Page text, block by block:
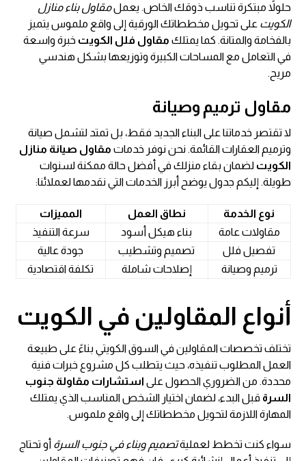
حلولاً مبتكرة تناسب ذوقك الخاص. يعملمقاول بناء منازل
الكويت على تحويل مخططاتك الورقية إلى واقع ملموس يتميز
بالفخامة والمتانة. كما يمتلك مقاول فلل الكويت خبرة واسعة
في التعامل مع المساحات الكبيرة وتوزيعها بشكل هندسي
مريح.
مقاول ترميم وصيانة
لا تقتصر خدماتنا على البناء الجديد فقط، بل تمتد لتشمل صيانة
وترميم العقارات القائمة. نحن نوفر خدمات مقاول صيانة منازل
الكويت لضمان بقاء منزلك في أفضل حالة ممكنة لسنوات
طويلة. إليكم جدول يوضح أبرز الخدمات التي نقدمها لعملائنا:
نوع الخدمة نطاق العمل
المميزات
مقاولات عامة
بناء هيكل أسود
سرعة التنفيذ
تفصيل فلل
تصميم وتشطيب
جودة عالية
ترميم وصيانة
إصلاحات شاملة تكلفة اقتصادية
أنواع المقاولين في الكويت
تختلف تخصصات المقاولين في السوق الكويتي بناءً على طبيعة
العمل المطلوب تنفيذه، حيث يتطلب كل مشروع خبرات فنية
محددة. من الضروري الحصول على استشارات مقاولة جنوب
السرة قبل البدء، لضمان اختيار الشخص المناسب الذي يمتلك
المهارة اللازمة لتحويل مخططاتك إلى واقع ملموس.
سواء كنت تخطط لعمليةتصميم وبناء في جنوب السرة أو تحتاج